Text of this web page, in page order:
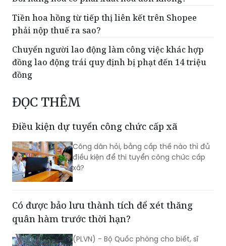
phải nộp thuế ra sao?
Chuyển người lao động làm công việc khác hợp
đồng lao động trái quy định bị phạt đến 14 triệu
đồng
ĐỌC THÊM
Điều kiện dự tuyển công chức cấp xã
Công dân hỏi, bằng cấp thế nào thì đủ
điều kiện để thi tuyển công chức cấp
xã?
Có được bảo lưu thành tích để xét thăng
(PLVN) - Bộ Quốc phòng cho biết, sĩ
quan có thành tích chưa được sử dụng
để xét thăng quân hàm trước thời hạn